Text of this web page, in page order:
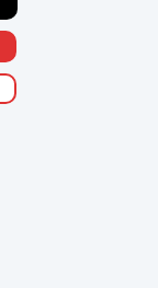
）、USBシリア
。
システム内への